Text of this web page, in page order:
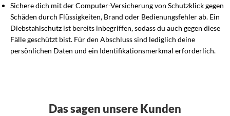
Sichere dich mit der Computer-Versicherung von Schutzklick gegen
Schäden durch Flüssigkeiten, Brand oder Bedienungsfehler ab. Ein
Diebstahlschutz ist bereits inbegriffen, sodass du auch gegen diese
Fälle geschützt bist. Für den Abschluss sind lediglich deine
persönlichen Daten und ein Identifikationsmerkmal erforderlich.
Das sagen unsere Kunden